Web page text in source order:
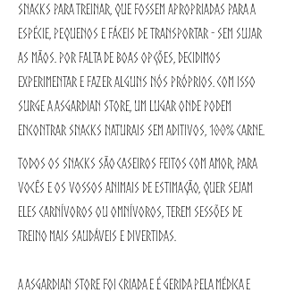
snacks para treinar, que fossem apropriadas para a
espécie, pequenos e fáceis de transportar - sem sujar
as mãos. Por falta de boas opções, decidimos
experimentar e fazer alguns nós próprios. Com isso
surge a Asgardian Store, um lugar onde podem
encontrar snacks naturais sem aditivos, 100% carne.
Todos os snacks são caseiros feitos com amor, para
vocês e os vossos animais de estimação, quer sejam
eles carnívoros ou omnívoros, terem sessões de
treino mais saudáveis e divertidas.
A Asgardian Store foi criada e é gerida pela Médica e